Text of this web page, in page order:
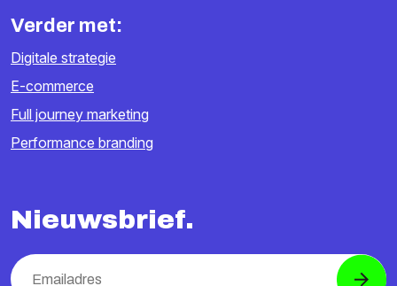
Verder met:
Digitale strategie
E-commerce
Full journey marketing
Performance branding
Nieuwsbrief.